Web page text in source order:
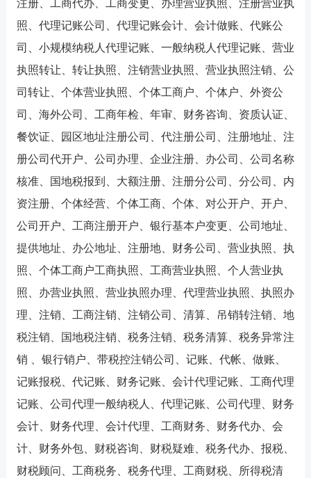
注册、工商代办、工商变更、办理营业执照、注册营业执
照、代理记账公司、代理记账会计、会计做账、代账公
司、小规模纳税人代理记账、一般纳税人代理记账、营业
执照转让、转让执照、注销营业执照、营业执照注销、公
司转让、个体营业执照、个体工商户、个体户、外资公
司、海外公司、工商年检、年审、财务咨询、资质认证、
餐饮证、园区地址注册公司、代注册公司、注册地址、注
册公司代开户、公司办理、企业注册、办公司、公司名称
核准、国地税报到、大额注册、注册分公司、分公司、内
资注册、个体经营、个体工商、个体、对公开户、开户、
公司开户、工商注册开户、银行基本户变更、公司地址、
提供地址、办公地址、注册地、财务公司、营业执照、执
照、个体工商户工商执照、工商营业执照、个人营业执
照、办营业执照、营业执照办理、代理营业执照、执照办
理、注销、工商注销、注销公司、清算、吊销转注销、地
税注销、国地税注销、税务注销、税务清算、税务异常注
销 、银行销户、带税控注销公司、记账、代帐、做账、
记账报税、代记账、财务记账、会计代理记账、工商代理
记账、公司代理一般纳税人、代理记账、公司代理、财务
会计、财务代理、会计代理、工商财务、财务代办、会
计、财务外包、财税咨询、财税疑难、税务代办、报税、
财税顾问、工商税务、税务代理、工商财税、所得税清